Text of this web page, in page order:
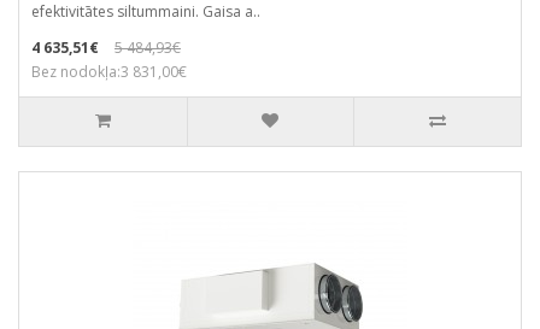
efektivitātes siltummaini. Gaisa a..
4 635,51€
5 484,93€
Bez nodokļa:3 831,00€